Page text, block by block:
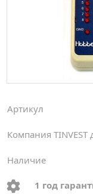
Артикул
Компания TINVEST
Наличие
1 год